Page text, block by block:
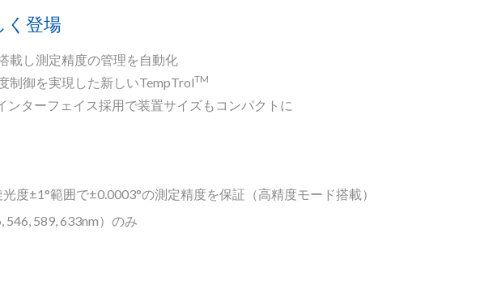
く登場
載し測定精度の管理を自動化
制御を実現した新しいTempTrolTM
ンターフェイス採用で装置サイズもコンパクトに
度±1°範囲で±0.0003°の測定精度を保証（高精度モード搭載）
546, 589, 633nm）のみ